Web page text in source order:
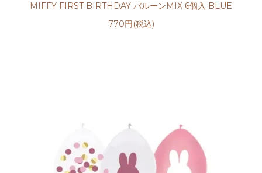
MIFFY FIRST BIRTHDAY バルーンMIX 6個入 BLUE
770円(税込)